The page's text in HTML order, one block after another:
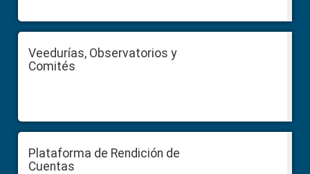
Veedurías, Observatorios y
Comités
Plataforma de Rendición de
Cuentas